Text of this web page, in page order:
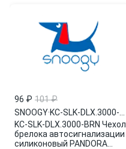
96 ₽ 101 ₽
SNOOGY·
KC-SLK-DLX.3000-BRN Чехол
брелока автосигнализации
силиконовый PANDORA